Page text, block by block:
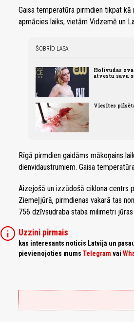
Gaisa temperatūra pirmdien tikpat
apmācies laiks, vietām Vidzemē un
ŠOBRĪD LASA
Holivudas
atvestu savu
Viesītes
Rīgā pirmdien gaidāms mākoņains
dienvidaustrumiem. Gaisa
Aizejošā un izzūdošā ciklona centrs
Ziemeļjūrā, pirmdienas vakarā tas
756 dzīvsudraba staba milimetri
info Uzzini pirmais
kas interesants noticis Latvijā un
pievienojoties mums Telegram vai